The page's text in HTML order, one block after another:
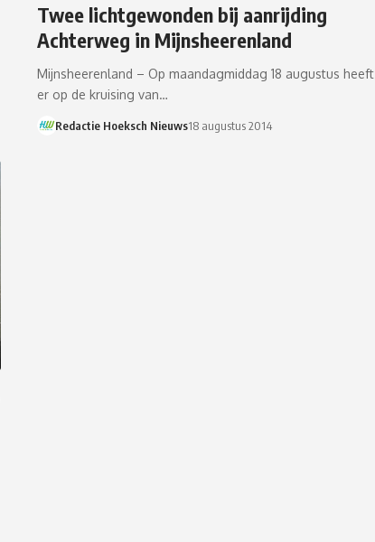
Twee lichtgewonden bij aanrijding
Achterweg in Mijnsheerenland
Mijnsheerenland – Op maandagmiddag 18 augustus heeft
er op de kruising van…
Redactie Hoeksch Nieuws18 augustus 2014